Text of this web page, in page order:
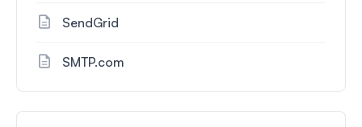
SendGrid
SMTP.com